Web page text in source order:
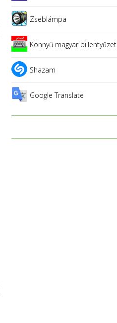
Zseblámpa
Könnyű magyar billentyűzet
Shazam
Google Translate